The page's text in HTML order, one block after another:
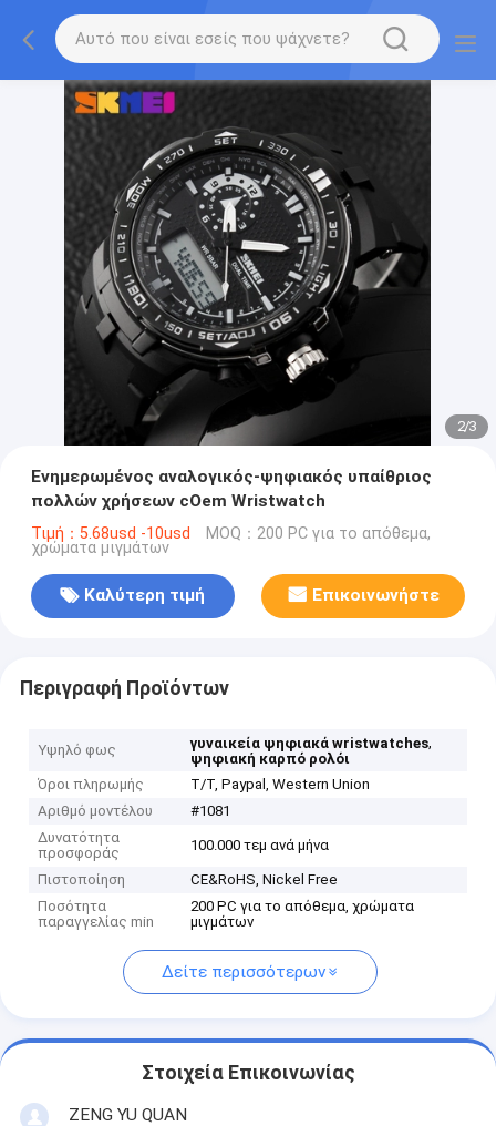
2/3
Ενημερωμένος αναλογικός-ψηφιακός υπαίθριος
πολλών χρήσεων cOem Wristwatch
Τιμή：5.68usd -10usd MOQ：200 PC για το απόθεμα,
χρώματα μιγμάτων
Καλύτερη τιμή Επικοινωνήστε
Περιγραφή Προϊόντων
Υψηλό φως γυναικεία ψηφιακά wristwatches,
ψηφιακή καρπό ρολόι
Όροι πληρωμής
T/T, Paypal, Western Union
Αριθμό μοντέλου
#1081
Δυνατότητα
προσφοράς
100.000 τεμ ανά μήνα
Πιστοποίηση
CE&RoHS, Nickel Free
Ποσότητα
παραγγελίας min
200 PC για το απόθεμα, χρώματα
μιγμάτων
Δείτε περισσότερων
Στοιχεία Επικοινωνίας
ZENG YU QUAN